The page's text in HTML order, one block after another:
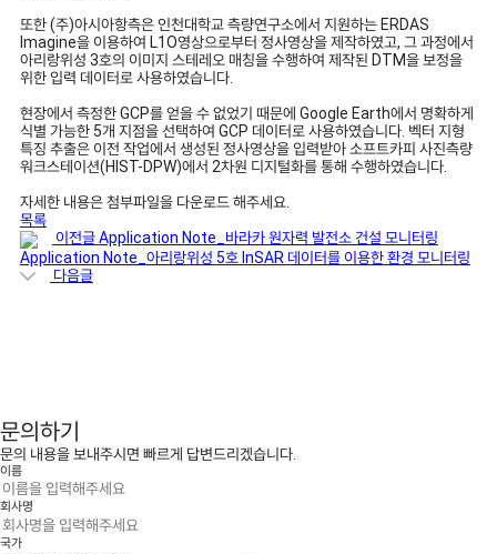
또한 (주)아시아항측은 인천대학교 측량연구소에서 지원하는 ERDAS
Imagine을 이용하여 L1O영상으로부터 정사영상을 제작하였고, 그 과정에서
아리랑위성 3호의 이미지 스테레오 매칭을 수행하여 제작된 DTM을 보정을
위한 입력 데이터로 사용하였습니다.
현장에서 측정한 GCP를 얻을 수 없었기 때문에 Google Earth에서 명확하게
식별 가능한 5개 지점을 선택하여 GCP 데이터로 사용하였습니다. 벡터 지형
특징 추출은 이전 작업에서 생성된 정사영상을 입력받아 소프트카피 사진측량
워크스테이션(HIST-DPW)에서 2차원 디지털화를 통해 수행하였습니다.
자세한 내용은 첨부파일을 다운로드 해주세요.
목록
이전글Application Note_바라카 원자력 발전소 건설 모니터링
Application Note_아리랑위성 5호 InSAR 데이터를 이용한 환경 모니터링
다음글
문의하기
문의 내용을 보내주시면 빠르게 답변드리겠습니다.
이름
회사명
국가